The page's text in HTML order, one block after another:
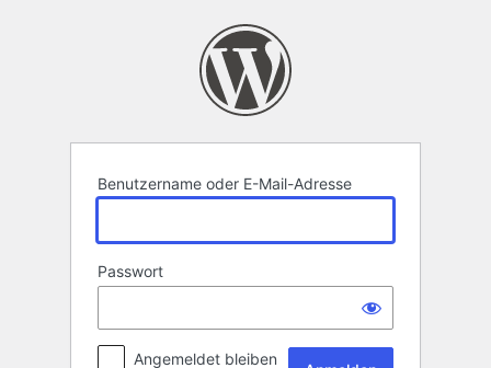
Benutzername oder E-Mail-Adresse
Passwort
Angemeldet bleiben